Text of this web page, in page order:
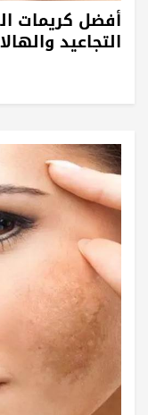
أفضل كريمات
التجاعيد